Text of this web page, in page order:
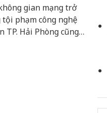
gian mạng trở
phạm công nghệ
TP. Hải Phòng cũng